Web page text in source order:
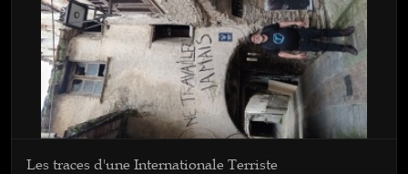
Les traces d'une Internationale Terriste